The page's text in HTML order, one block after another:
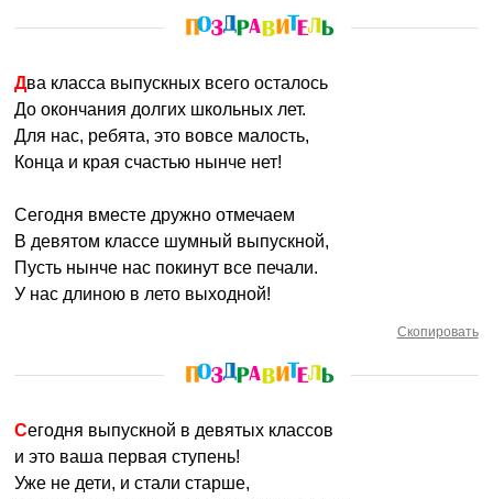
Два класса выпускных всего осталось
До окончания долгих школьных лет.
Для нас, ребята, это вовсе малость,
Конца и края счастью нынче нет!
Сегодня вместе дружно отмечаем
В девятом классе шумный выпускной,
Пусть нынче нас покинут все печали.
У нас длиною в лето выходной!
Скопировать
Сегодня выпускной в девятых классов
и это ваша первая ступень!
Уже не дети, и стали старше,